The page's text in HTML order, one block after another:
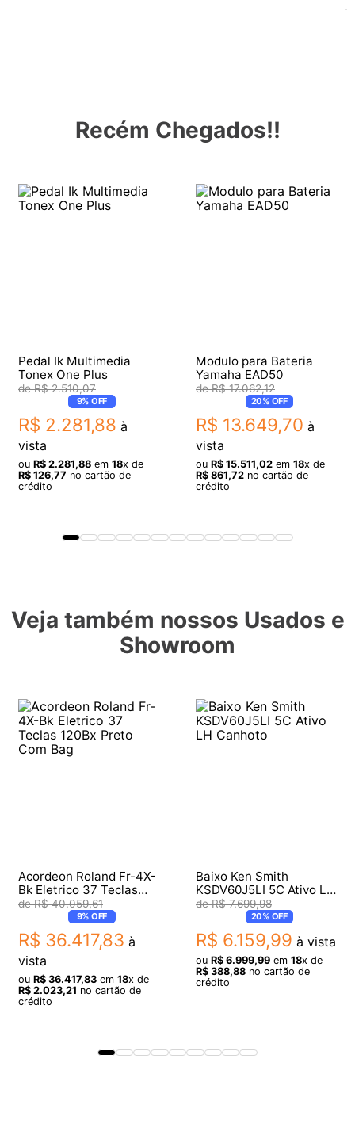
Recém Chegados!!
Pedal Ik Multimedia
Tonex One Plus
R$ 2.510,07
9% OFF
R$ 2.281,88 à
vista
ou R$ 2.281,88 em 18x de
R$ 126,77 no cartão de
crédito
Modulo para Bateria
Yamaha EAD50
R$ 17.062,12
20%OFF
R$ 13.649,70 à
vista
ou R$ 15.511,02 em 18x de
R$ 861,72 no cartão de
crédito
Veja também nossos Usados e
Showroom
Acordeon Roland Fr-4X-
Bk Eletrico 37 Teclas
120Bx Preto Com Bag
R$ 40.059,61
9% OFF
R$ 36.417,83 à
vista
ou R$ 36.417,83 em 18x de
R$ 2.023,21 no cartão de
crédito
Baixo Ken Smith
KSDV60J5LI 5C Ativo LH
Canhoto
R$ 7.699,98
20%OFF
R$ 6.159,99 à vista
ou R$ 6.999,99 em 18x de
R$ 388,88 no cartão de
crédito